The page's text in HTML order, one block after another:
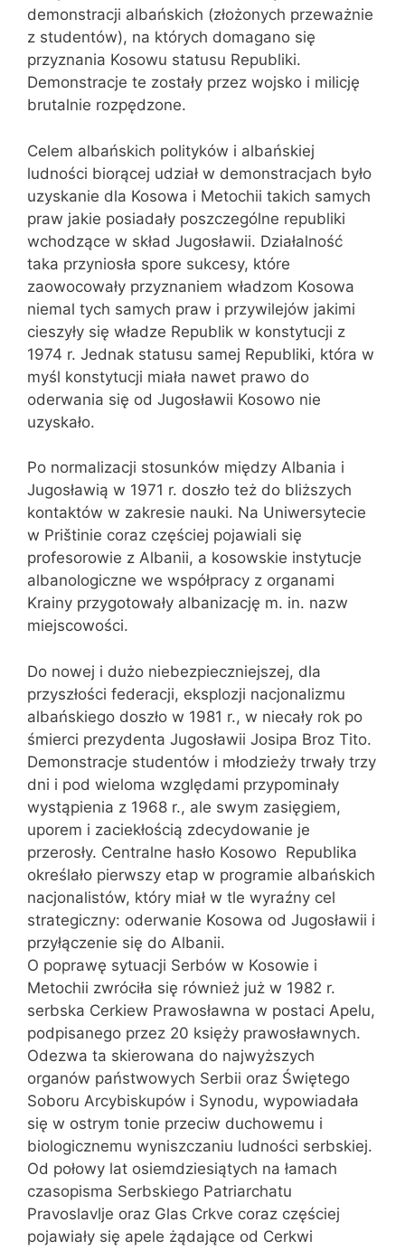
demonstracji albańskich (złożonych przeważnie
z studentów), na których domagano się
przyznania Kosowu statusu Republiki.
Demonstracje te zostały przez wojsko i milicję
brutalnie rozpędzone.
Celem albańskich polityków i albańskiej
ludności biorącej udział w demonstracjach było
uzyskanie dla Kosowa i Metochii takich samych
praw jakie posiadały poszczególne republiki
wchodzące w skład Jugosławii. Działalność
taka przyniosła spore sukcesy, które
zaowocowały przyznaniem władzom Kosowa
niemal tych samych praw i przywilejów jakimi
cieszyły się władze Republik w konstytucji z
1974 r. Jednak statusu samej Republiki, która w
myśl konstytucji miała nawet prawo do
oderwania się od Jugosławii Kosowo nie
uzyskało.
Po normalizacji stosunków między Albania i
Jugosławią w 1971 r. doszło też do bliższych
kontaktów w zakresie nauki. Na Uniwersytecie
w Prištinie coraz częściej pojawiali się
profesorowie z Albanii, a kosowskie instytucje
albanologiczne we współpracy z organami
Krainy przygotowały albanizację m. in. nazw
miejscowości.
Do nowej i dużo niebezpieczniejszej, dla
przyszłości federacji, eksplozji nacjonalizmu
albańskiego doszło w 1981 r., w niecały rok po
śmierci prezydenta Jugosławii Josipa Broz Tito.
Demonstracje studentów i młodzieży trwały trzy
dni i pod wieloma względami przypominały
wystąpienia z 1968 r., ale swym zasięgiem,
uporem i zaciekłością zdecydowanie je
przerosły. Centralne hasło Kosowo  Republika
określało pierwszy etap w programie albańskich
nacjonalistów, który miał w tle wyraźny cel
strategiczny: oderwanie Kosowa od Jugosławii i
przyłączenie się do Albanii.
O poprawę sytuacji Serbów w Kosowie i
Metochii zwróciła się również już w 1982 r.
serbska Cerkiew Prawosławna w postaci Apelu,
podpisanego przez 20 księży prawosławnych.
Odezwa ta skierowana do najwyższych
organów państwowych Serbii oraz Świętego
Soboru Arcybiskupów i Synodu, wypowiadała
się w ostrym tonie przeciw duchowemu i
biologicznemu wyniszczaniu ludności serbskiej.
Od połowy lat osiemdziesiątych na łamach
czasopisma Serbskiego Patriarchatu
Pravoslavlje oraz Glas Crkve coraz częściej
pojawiały się apele żądające od Cerkwi